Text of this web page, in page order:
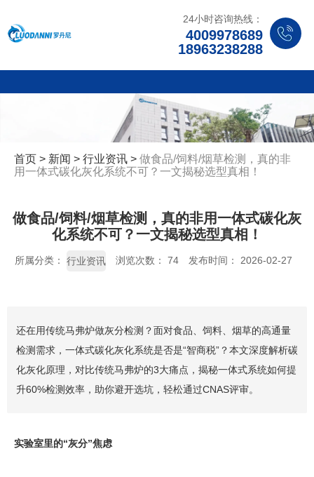
24小时咨询热线：
4009978689
18963238288
首页 > 新闻 > 行业资讯 > 做食品/饲料/烟草检测，真的非
用一体式碳化灰化系统不可？一文揭秘选型真相！
做食品/饲料/烟草检测，真的非用一体式碳化灰
化系统不可？一文揭秘选型真相！
所属分类： 行业资讯 浏览次数： 74 发布时间： 2026-02-27
还在用传统马弗炉做灰分检测？面对食品、饲料、烟草的高通量
检测需求，一体式碳化灰化系统是否是“智商税”？本文深度解析碳
化灰化原理，对比传统马弗炉的3大痛点，揭秘一体式系统如何提
升60%检测效率，助你避开选坑，轻松通过CNAS评审。
实验室里的“灰分”焦虑